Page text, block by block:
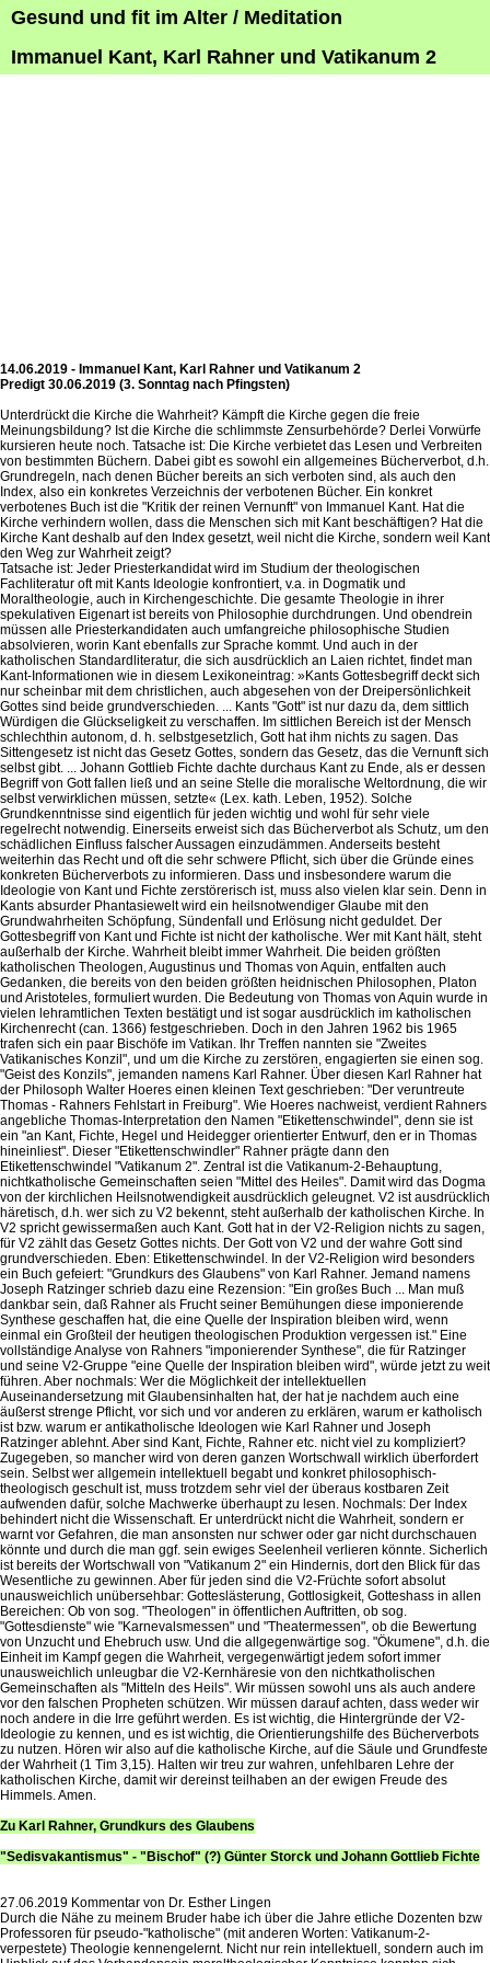
Gesund und fit im Alter / Meditation
Immanuel Kant, Karl Rahner und Vatikanum 2
14.06.2019 - Immanuel Kant, Karl Rahner und Vatikanum 2
Predigt 30.06.2019 (3. Sonntag nach Pfingsten)
Unterdrückt die Kirche die Wahrheit? Kämpft die Kirche gegen die freie
Meinungsbildung? Ist die Kirche die schlimmste Zensurbehörde? Derlei Vorwürfe
kursieren heute noch. Tatsache ist: Die Kirche verbietet das Lesen und Verbreiten
von bestimmten Büchern. Dabei gibt es sowohl ein allgemeines Bücherverbot, d.h.
Grundregeln, nach denen Bücher bereits an sich verboten sind, als auch den
Index, also ein konkretes Verzeichnis der verbotenen Bücher. Ein konkret
verbotenes Buch ist die "Kritik der reinen Vernunft" von Immanuel Kant. Hat die
Kirche verhindern wollen, dass die Menschen sich mit Kant beschäftigen? Hat die
Kirche Kant deshalb auf den Index gesetzt, weil nicht die Kirche, sondern weil Kant
den Weg zur Wahrheit zeigt?
Tatsache ist: Jeder Priesterkandidat wird im Studium der theologischen
Fachliteratur oft mit Kants Ideologie konfrontiert, v.a. in Dogmatik und
Moraltheologie, auch in Kirchengeschichte. Die gesamte Theologie in ihrer
spekulativen Eigenart ist bereits von Philosophie durchdrungen. Und obendrein
müssen alle Priesterkandidaten auch umfangreiche philosophische Studien
absolvieren, worin Kant ebenfalls zur Sprache kommt. Und auch in der
katholischen Standardliteratur, die sich ausdrücklich an Laien richtet, findet man
Kant-Informationen wie in diesem Lexikoneintrag: »Kants Gottesbegriff deckt sich
nur scheinbar mit dem christlichen, auch abgesehen von der Dreipersönlichkeit
Gottes sind beide grundverschieden. ... Kants "Gott" ist nur dazu da, dem sittlich
Würdigen die Glückseligkeit zu verschaffen. Im sittlichen Bereich ist der Mensch
schlechthin autonom, d. h. selbstgesetzlich, Gott hat ihm nichts zu sagen. Das
Sittengesetz ist nicht das Gesetz Gottes, sondern das Gesetz, das die Vernunft sich
selbst gibt. ... Johann Gottlieb Fichte dachte durchaus Kant zu Ende, als er dessen
Begriff von Gott fallen ließ und an seine Stelle die moralische Weltordnung, die wir
selbst verwirklichen müssen, setzte« (Lex. kath. Leben, 1952). Solche
Grundkenntnisse sind eigentlich für jeden wichtig und wohl für sehr viele
regelrecht notwendig. Einerseits erweist sich das Bücherverbot als Schutz, um den
schädlichen Einfluss falscher Aussagen einzudämmen. Anderseits besteht
weiterhin das Recht und oft die sehr schwere Pflicht, sich über die Gründe eines
konkreten Bücherverbots zu informieren. Dass und insbesondere warum die
Ideologie von Kant und Fichte zerstörerisch ist, muss also vielen klar sein. Denn in
Kants absurder Phantasiewelt wird ein heilsnotwendiger Glaube mit den
Grundwahrheiten Schöpfung, Sündenfall und Erlösung nicht geduldet. Der
Gottesbegriff von Kant und Fichte ist nicht der katholische. Wer mit Kant hält, steht
außerhalb der Kirche. Wahrheit bleibt immer Wahrheit. Die beiden größten
katholischen Theologen, Augustinus und Thomas von Aquin, entfalten auch
Gedanken, die bereits von den beiden größten heidnischen Philosophen, Platon
und Aristoteles, formuliert wurden. Die Bedeutung von Thomas von Aquin wurde in
vielen lehramtlichen Texten bestätigt und ist sogar ausdrücklich im katholischen
Kirchenrecht (can. 1366) festgeschrieben. Doch in den Jahren 1962 bis 1965
trafen sich ein paar Bischöfe im Vatikan. Ihr Treffen nannten sie "Zweites
Vatikanisches Konzil", und um die Kirche zu zerstören, engagierten sie einen sog.
"Geist des Konzils", jemanden namens Karl Rahner. Über diesen Karl Rahner hat
der Philosoph Walter Hoeres einen kleinen Text geschrieben: "Der veruntreute
Thomas - Rahners Fehlstart in Freiburg". Wie Hoeres nachweist, verdient Rahners
angebliche Thomas-Interpretation den Namen "Etikettenschwindel", denn sie ist
ein "an Kant, Fichte, Hegel und Heidegger orientierter Entwurf, den er in Thomas
hineinliest". Dieser "Etikettenschwindler" Rahner prägte dann den
Etikettenschwindel "Vatikanum 2". Zentral ist die Vatikanum-2-Behauptung,
nichtkatholische Gemeinschaften seien "Mittel des Heiles". Damit wird das Dogma
von der kirchlichen Heilsnotwendigkeit ausdrücklich geleugnet. V2 ist ausdrücklich
häretisch, d.h. wer sich zu V2 bekennt, steht außerhalb der katholischen Kirche. In
V2 spricht gewissermaßen auch Kant. Gott hat in der V2-Religion nichts zu sagen,
für V2 zählt das Gesetz Gottes nichts. Der Gott von V2 und der wahre Gott sind
grundverschieden. Eben: Etikettenschwindel. In der V2-Religion wird besonders
ein Buch gefeiert: "Grundkurs des Glaubens" von Karl Rahner. Jemand namens
Joseph Ratzinger schrieb dazu eine Rezension: "Ein großes Buch ... Man muß
dankbar sein, daß Rahner als Frucht seiner Bemühungen diese imponierende
Synthese geschaffen hat, die eine Quelle der Inspiration bleiben wird, wenn
einmal ein Großteil der heutigen theologischen Produktion vergessen ist." Eine
vollständige Analyse von Rahners "imponierender Synthese", die für Ratzinger
und seine V2-Gruppe "eine Quelle der Inspiration bleiben wird", würde jetzt zu weit
führen. Aber nochmals: Wer die Möglichkeit der intellektuellen
Auseinandersetzung mit Glaubensinhalten hat, der hat je nachdem auch eine
äußerst strenge Pflicht, vor sich und vor anderen zu erklären, warum er katholisch
ist bzw. warum er antikatholische Ideologen wie Karl Rahner und Joseph
Ratzinger ablehnt. Aber sind Kant, Fichte, Rahner etc. nicht viel zu kompliziert?
Zugegeben, so mancher wird von deren ganzen Wortschwall wirklich überfordert
sein. Selbst wer allgemein intellektuell begabt und konkret philosophisch-
theologisch geschult ist, muss trotzdem sehr viel der überaus kostbaren Zeit
aufwenden dafür, solche Machwerke überhaupt zu lesen. Nochmals: Der Index
behindert nicht die Wissenschaft. Er unterdrückt nicht die Wahrheit, sondern er
warnt vor Gefahren, die man ansonsten nur schwer oder gar nicht durchschauen
könnte und durch die man ggf. sein ewiges Seelenheil verlieren könnte. Sicherlich
ist bereits der Wortschwall von "Vatikanum 2" ein Hindernis, dort den Blick für das
Wesentliche zu gewinnen. Aber für jeden sind die V2-Früchte sofort absolut
unausweichlich unübersehbar: Gotteslästerung, Gottlosigkeit, Gotteshass in allen
Bereichen: Ob von sog. "Theologen" in öffentlichen Auftritten, ob sog.
"Gottesdienste" wie "Karnevalsmessen" und "Theatermessen", ob die Bewertung
von Unzucht und Ehebruch usw. Und die allgegenwärtige sog. "Ökumene", d.h. die
Einheit im Kampf gegen die Wahrheit, vergegenwärtigt jedem sofort immer
unausweichlich unleugbar die V2-Kernhäresie von den nichtkatholischen
Gemeinschaften als "Mitteln des Heils". Wir müssen sowohl uns als auch andere
vor den falschen Propheten schützen. Wir müssen darauf achten, dass weder wir
noch andere in die Irre geführt werden. Es ist wichtig, die Hintergründe der V2-
Ideologie zu kennen, und es ist wichtig, die Orientierungshilfe des Bücherverbots
zu nutzen. Hören wir also auf die katholische Kirche, auf die Säule und Grundfeste
der Wahrheit (1 Tim 3,15). Halten wir treu zur wahren, unfehlbaren Lehre der
katholischen Kirche, damit wir dereinst teilhaben an der ewigen Freude des
Himmels. Amen.
Zu Karl Rahner, Grundkurs des Glaubens
"Sedisvakantismus" - "Bischof" (?) Günter Storck und Johann Gottlieb Fichte
27.06.2019 Kommentar von Dr. Esther Lingen
Durch die Nähe zu meinem Bruder habe ich über die Jahre etliche Dozenten bzw
Professoren für pseudo-"katholische" (mit anderen Worten: Vatikanum-2-
verpestete) Theologie kennengelernt. Nicht nur rein intellektuell, sondern auch im